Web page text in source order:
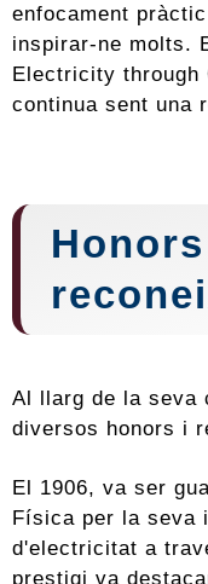
enfocament
inspirar-ne molts.
Electricity through
continua sent una
Al llarg de la seva
diversos honors i
El 1906, va ser
Física per la seva
d'electricitat a
prestigi va